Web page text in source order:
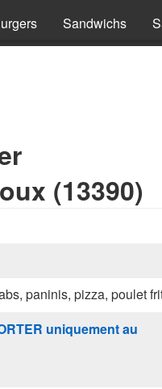
Sandwichs
(13390)
paninis, pizza, poulet
uniquement au